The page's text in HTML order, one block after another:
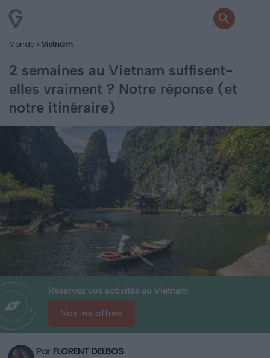
Monde Vietnam
2 semaines au Vietnam suffisent-
elles vraiment ? Notre réponse (et
notre itinéraire)
Réservez vos activités au Vietnam
Voir les offres
Par FLORENT DELBOS